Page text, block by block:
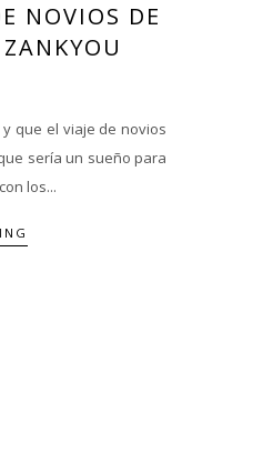
NOVIOS DE
que el viaje de novios
sería un sueño para
los...